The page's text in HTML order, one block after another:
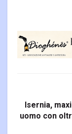
Isernia,
uomo con